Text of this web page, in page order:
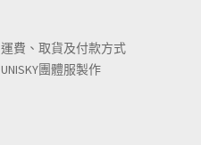
運費、取貨及付款方式
UNISKY團體服製作